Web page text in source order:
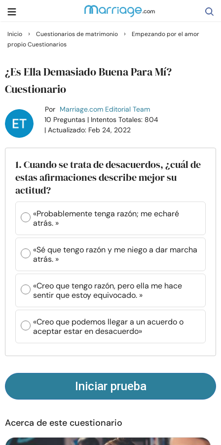
Buscar
Casarse
Relaciones
Familia
Ayuda
Cursos
Recursos
Comunidad
Encuentra un terapeuta
Idioma ES
© Copyright 2026. Todos los derechos reservados.
Inicio › Cuestionarios de matrimonio ›
Empezando por el amor
propio Cuestionarios
¿Es Ella Demasiado Buena Para Mí?
Cuestionario
Por Marriage.com Editorial Team
10 Preguntas | Intentos Totales: 804
| Actualizado: Feb 24, 2022
1. Cuando se trata de desacuerdos, ¿cuál de
estas afirmaciones describe mejor su
actitud?
«Probablemente tenga razón; me echaré
atrás. »
«Sé que tengo razón y me niego a dar marcha
atrás. »
«Creo que tengo razón, pero ella me hace
sentir que estoy equivocado. »
«Creo que podemos llegar a un acuerdo o
aceptar estar en desacuerdo»
Iniciar prueba
Acerca de este cuestionario